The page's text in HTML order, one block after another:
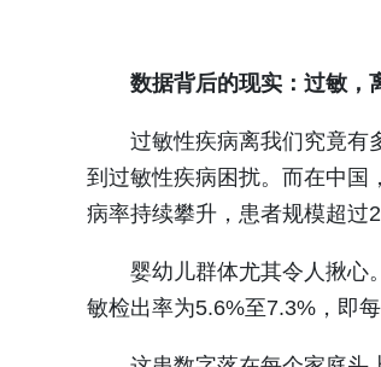
数据背后的现实：过敏，
过敏性疾病离我们究竟有
到过敏性疾病困扰。而在中
病率持续攀升，患者规模超过
婴幼儿群体尤其令人揪心
敏检出率为5.6%至7.3%，即